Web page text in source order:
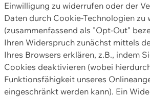
Einwilligung zu widerrufen oder der
Daten durch Cookie-Technologien zu
(zusammenfassend als "Opt-Out"
Ihren Widerspruch zunächst mittels
Ihres Browsers erklären, z.B., indem
Cookies deaktivieren (wobei
Funktionsfähigkeit unseres
eingeschränkt werden kann). Ein